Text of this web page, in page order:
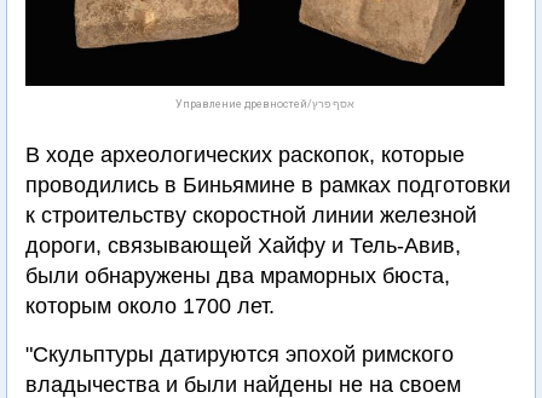
Управление древностей/אסף פרץ
В ходе археологических раскопок, которые
проводились в Биньямине в рамках подготовки
к строительству скоростной линии железной
дороги, связывающей Хайфу и Тель-Авив,
были обнаружены два мраморных бюста,
которым около 1700 лет.
"Скульптуры датируются эпохой римского
владычества и были найдены не на своем